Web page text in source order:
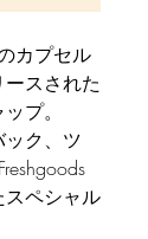
カプセル
スされた
プ。
ク、ツ
ペシャル